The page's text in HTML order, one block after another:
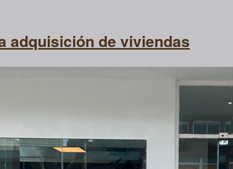
adquisición de viviendas